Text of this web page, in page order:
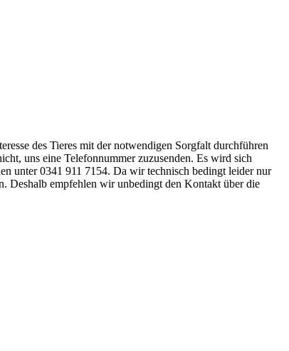
des Tieres mit der notwendigen Sorgfalt durchführen
uns eine Telefonnummer zuzusenden. Es wird sich
unter 0341 911 7154. Da wir technisch bedingt leider nur
Deshalb empfehlen wir unbedingt den Kontakt über die